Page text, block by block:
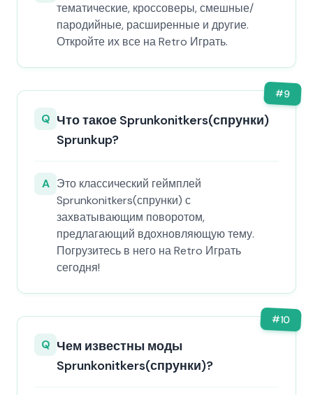
тематические, кроссоверы, смешные/
пародийные, расширенные и другие.
Откройте их все на Retro Играть.
#9
Q Что такое Sprunkonitkers(спрунки)
Sprunkup?
A Это классический геймплей
Sprunkonitkers(спрунки) с
захватывающим поворотом,
предлагающий вдохновляющую тему.
Погрузитесь в него на Retro Играть
сегодня!
#10
Q Чем известны моды
Sprunkonitkers(спрунки)?